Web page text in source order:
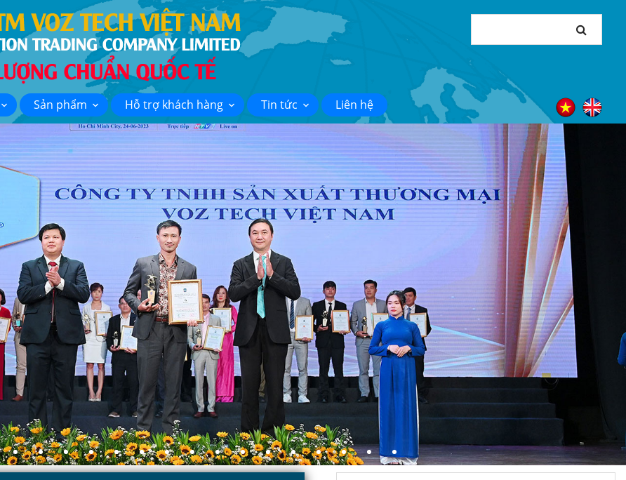
Sản phẩm Hỗ trợ khách hàng Tin tức Liên hệ